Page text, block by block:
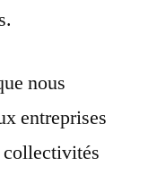
nous
entreprises
collectivités